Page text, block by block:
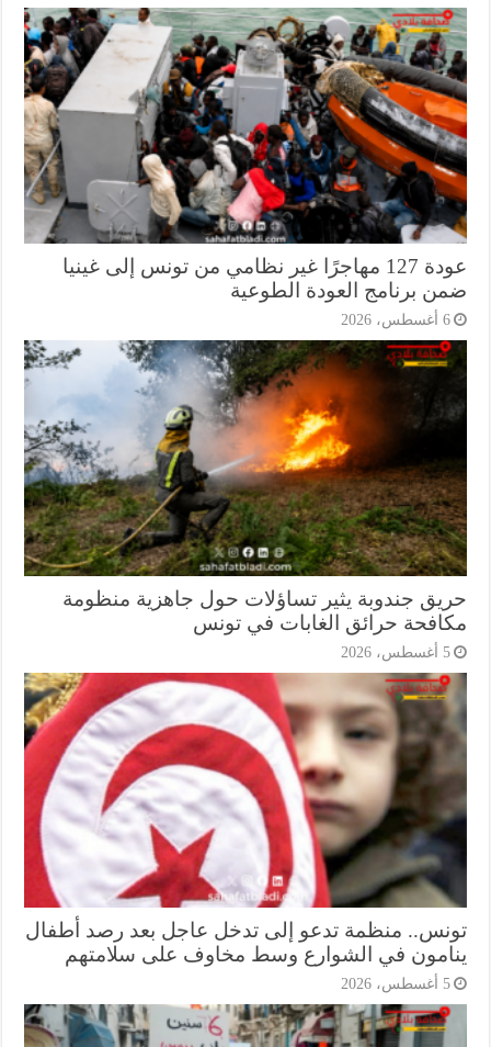
عودة 127 مهاجرًا غير نظامي من تونس إلى غينيا
برنامج العودة الطوعية
جندوبة يثير تساؤلات حول جاهزية منظومة
حرائق الغابات في تونس
منظمة تدعو إلى تدخل عاجل بعد رصد أطفال
في الشوارع وسط مخاوف على سلامتهم